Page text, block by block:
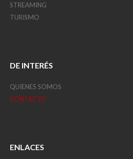
STREAMING
TURISMO
DE INTERÉS
QUIENES SOMOS
CONTACTO
ENLACES